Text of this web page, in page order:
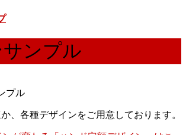
ンプル
プル
、各種デザインをご用意しております。